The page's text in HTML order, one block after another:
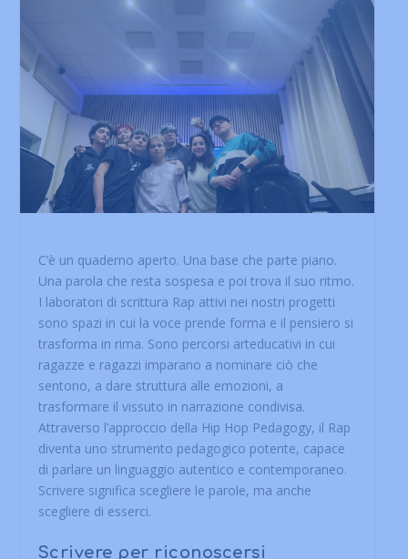
C’è un quaderno aperto. Una base che parte piano.
Una parola che resta sospesa e poi trova il suo ritmo.
I laboratori di scrittura Rap attivi nei nostri progetti
sono spazi in cui la voce prende forma e il pensiero si
trasforma in rima. Sono percorsi arteducativi in cui
ragazze e ragazzi imparano a nominare ciò che
sentono, a dare struttura alle emozioni, a
trasformare il vissuto in narrazione condivisa.
Attraverso l’approccio della Hip Hop Pedagogy, il Rap
diventa uno strumento pedagogico potente, capace
di parlare un linguaggio autentico e contemporaneo.
Scrivere significa scegliere le parole, ma anche
scegliere di esserci.
Scrivere per riconoscersi